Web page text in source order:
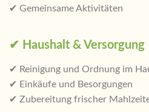
✔ Gemeinsame Aktivitäten
✔ Haushalt & Versorgung
✔ Reinigung und Ordnung im
✔ Einkäufe und Besorgungen
✔ Zubereitung frischer